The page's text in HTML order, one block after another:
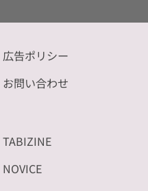
広告ポリシー
お問い合わせ
TABIZINE
NOVICE